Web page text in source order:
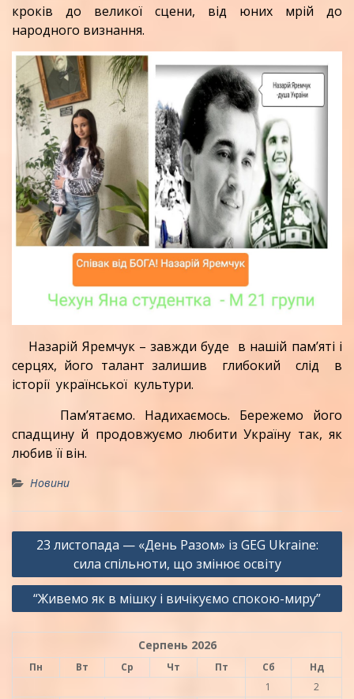
кроків до великої сцени, від юних мрій до
народного визнання.
Назарій Яремчук – завжди буде в нашій пам’яті і
серцях, його талант залишив глибокий слід в
історії української культури.
Пам’ятаємо. Надихаємось. Бережемо його
спадщину й продовжуємо любити Україну так, як
любив її він.
Новини
Навігація
23 листопада — «День Разом» із GEG Ukraine:
сила спільноти, що змінює освіту
“Живемо як в мішку і вичікуємо спокою-миру”
Серпень 2026
Пн Вт Ср Чт Пт Сб
Нд
1
2